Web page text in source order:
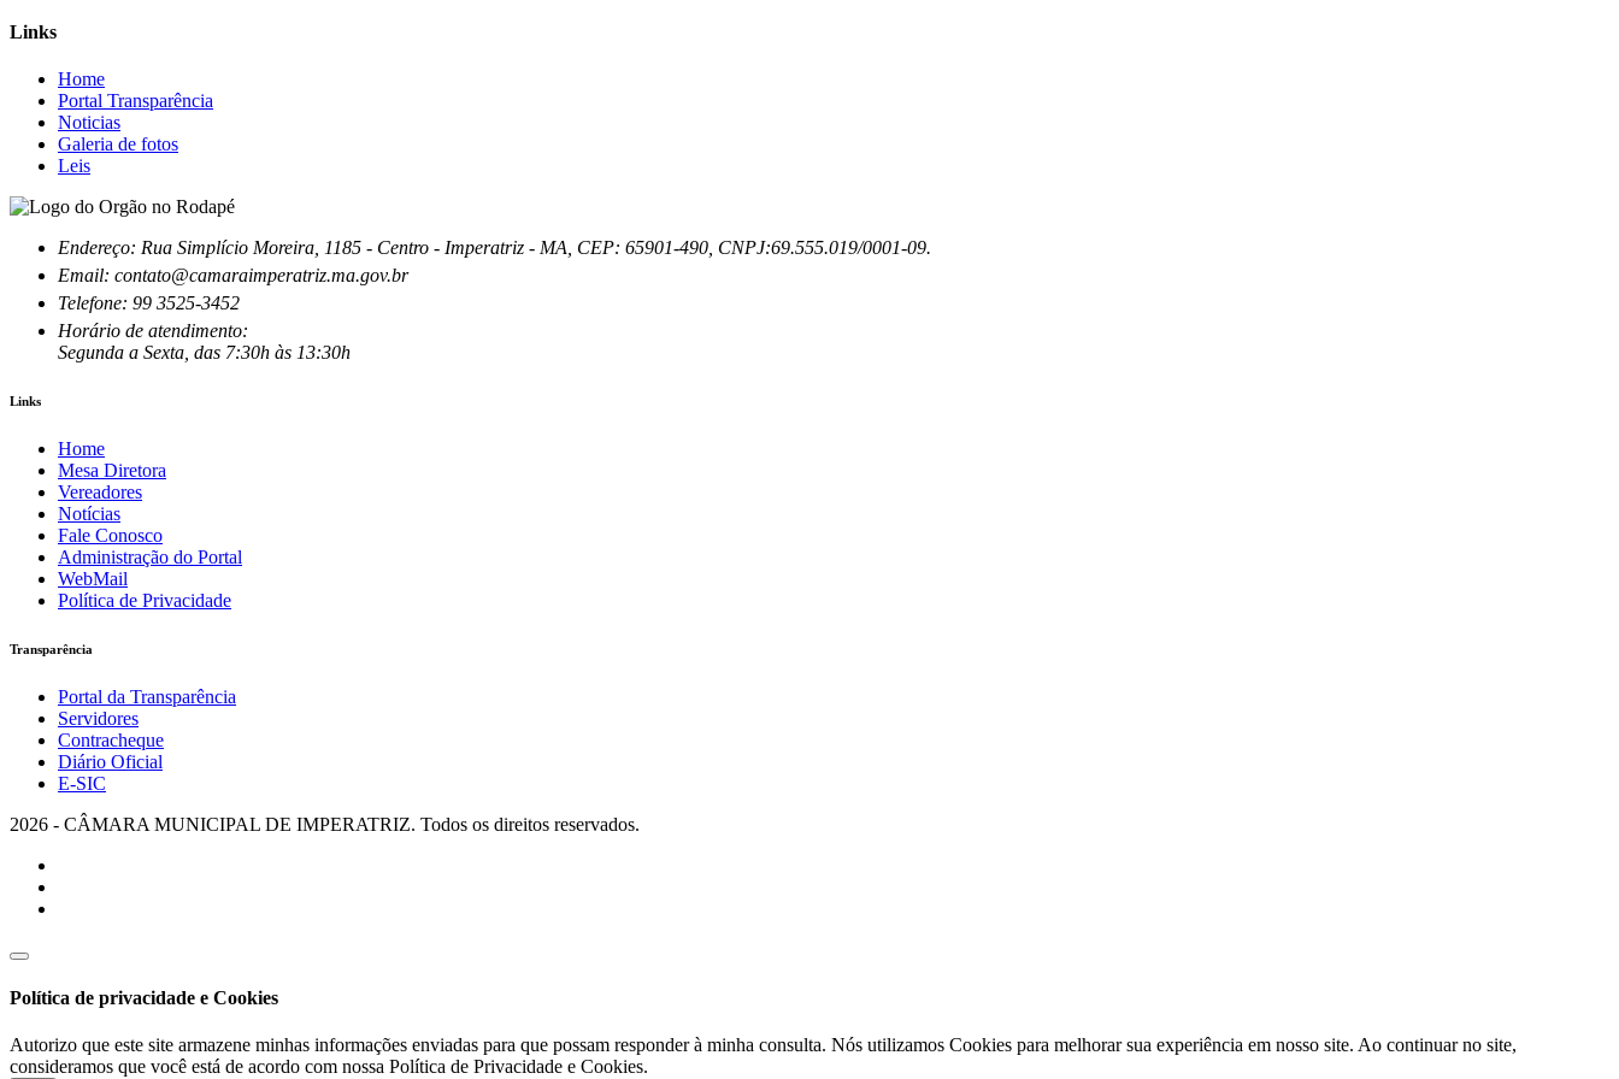
Links
Home
Portal Transparência
Noticias
Galeria de fotos
Leis
Endereço: Rua Simplício Moreira, 1185 - Centro - Imperatriz - MA, CEP: 65901-490, CNPJ:69.555.019/0001-09.
Email: contato@camaraimperatriz.ma.gov.br
Telefone: 99 3525-3452
Horário de atendimento:
Segunda a Sexta, das 7:30h às 13:30h
Links
Home
Mesa Diretora
Vereadores
Notícias
Fale Conosco
Administração do Portal
WebMail
Política de Privacidade
Transparência
Portal da Transparência
Servidores
Contracheque
Diário Oficial
E-SIC
2026 - CÂMARA MUNICIPAL DE IMPERATRIZ. Todos os direitos reservados.
Política de privacidade e Cookies
Autorizo que este site armazene minhas informações enviadas para que possam responder à minha consulta. Nós utilizamos Cookies para melhorar sua experiência em nosso site. Ao continuar no site,
consideramos que você está de acordo com nossa Política de Privacidade e Cookies.